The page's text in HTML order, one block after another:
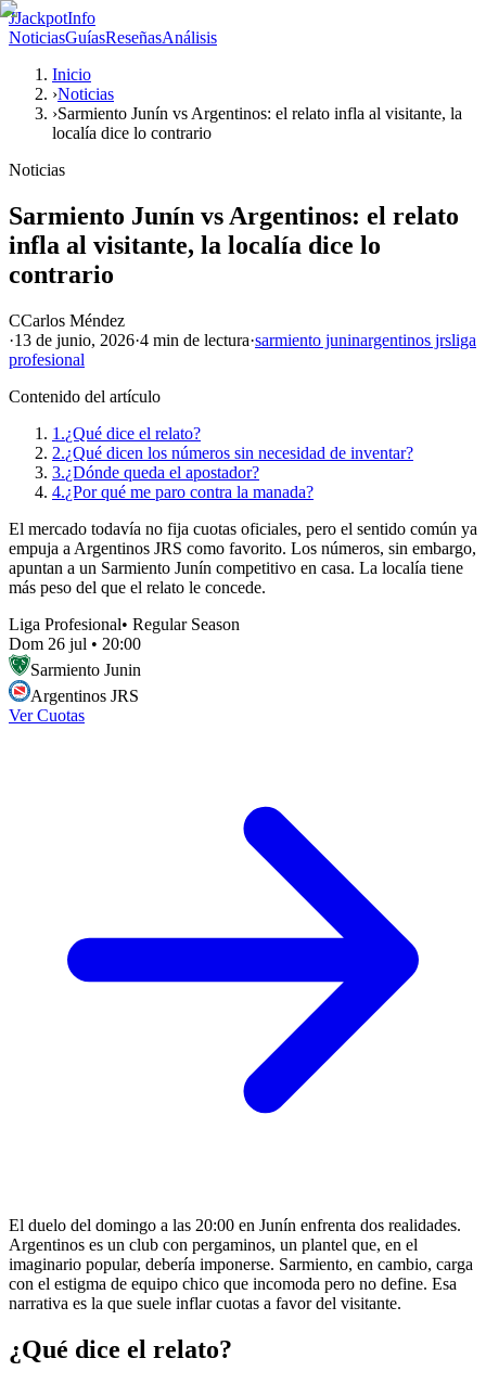
JJackpotInfo
NoticiasGuíasReseñasAnálisis
Inicio
›Noticias
›Sarmiento Junín vs Argentinos: el relato infla al visitante, la
localía dice lo contrario
Noticias
Sarmiento Junín vs Argentinos: el relato
infla al visitante, la localía dice lo
contrario
CCarlos Méndez
·13 de junio, 2026·4 min de lectura·sarmiento juninargentinos jrsliga
profesional
Contenido del artículo
1.¿Qué dice el relato?
2.¿Qué dicen los números sin necesidad de inventar?
3.¿Dónde queda el apostador?
4.¿Por qué me paro contra la manada?
El mercado todavía no fija cuotas oficiales, pero el sentido común ya
empuja a Argentinos JRS como favorito. Los números, sin embargo,
apuntan a un Sarmiento Junín competitivo en casa. La localía tiene
más peso del que el relato le concede.
Liga Profesional• Regular Season
Dom 26 jul • 20:00
Sarmiento Junin
Argentinos JRS
Ver Cuotas
El duelo del domingo a las 20:00 en Junín enfrenta dos realidades.
Argentinos es un club con pergaminos, un plantel que, en el
imaginario popular, debería imponerse. Sarmiento, en cambio, carga
con el estigma de equipo chico que incomoda pero no define. Esa
narrativa es la que suele inflar cuotas a favor del visitante.
¿Qué dice el relato?